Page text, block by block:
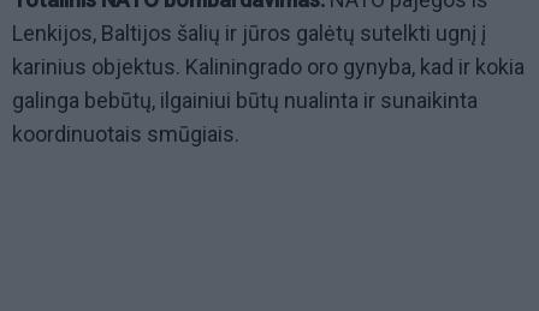
Lenkijos, Baltijos šalių ir jūros galėtų sutelkti ugnį į
karinius objektus. Kaliningrado oro gynyba, kad ir kokia
galinga bebūtų, ilgainiui būtų nualinta ir sunaikinta
koordinuotais smūgiais.